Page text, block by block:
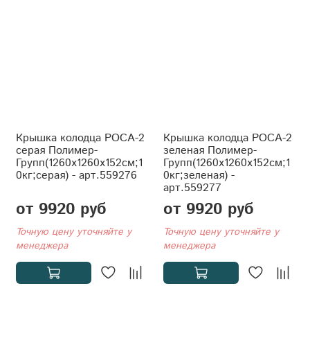
Крышка колодца РОСА-2
серая Полимер-
Групп(1260x1260x152см;1
0кг;серая) - арт.559276
от 9920 руб
Точную цену уточняйте у
менеджера
Крышка колодца РОСА-2
зеленая Полимер-
Групп(1260x1260x152см;1
0кг;зеленая) -
арт.559277
от 9920 руб
Точную цену уточняйте у
менеджера